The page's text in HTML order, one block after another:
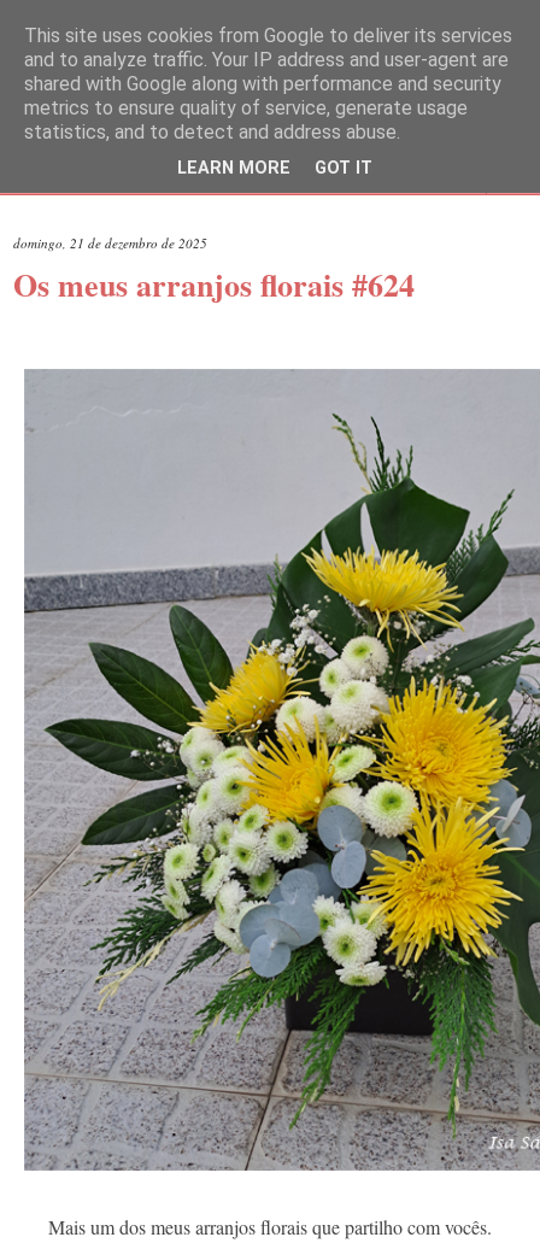
domingo, 21 de dezembro de 2025
Os meus arranjos florais #624
Mais um dos meus arranjos florais que partilho com vocês.
This site uses cookies from Google to deliver its services
and to analyze traffic. Your IP address and user-agent are
shared with Google along with performance and security
metrics to ensure quality of service, generate usage
statistics, and to detect and address abuse.
LEARN MORE GOT IT